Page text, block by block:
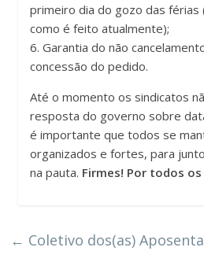
primeiro dia do gozo das
como é feito atualmente);
6. Garantia do não
concessão do pedido.
Até o momento os sindicatos
resposta do governo sobre
é importante que todos se
organizados e fortes, para
na pauta. Firmes! Por todos
← Coletivo dos(as)